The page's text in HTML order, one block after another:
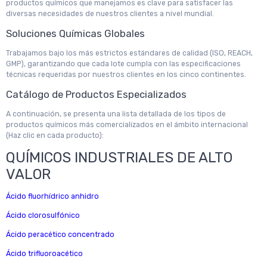
productos químicos que manejamos es clave para satisfacer las
diversas necesidades de nuestros clientes a nivel mundial.
Soluciones Químicas Globales
Trabajamos bajo los más estrictos estándares de calidad (ISO, REACH,
GMP), garantizando que cada lote cumpla con las especificaciones
técnicas requeridas por nuestros clientes en los cinco continentes.
Catálogo de Productos Especializados
A continuación, se presenta una lista detallada de los tipos de
productos químicos más comercializados en el ámbito internacional
(Haz clic en cada producto):
QUÍMICOS INDUSTRIALES DE ALTO
VALOR
Ácido fluorhídrico anhidro
Ácido clorosulfónico
Ácido peracético concentrado
Ácido trifluoroacético